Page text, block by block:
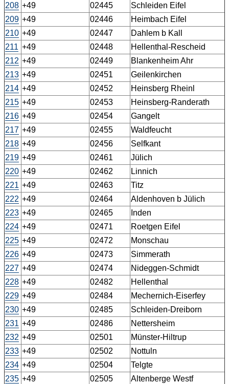
208 +49 02445
Schleiden Eifel
209 +49 02446
Heimbach Eifel
210 +49 02447
Dahlem b Kall
211 +49 02448
Hellenthal-Rescheid
212 +49 02449
Blankenheim Ahr
213 +49 02451
Geilenkirchen
214 +49 02452
Heinsberg Rheinl
215 +49 02453
Heinsberg-Randerath
216 +49 02454
Gangelt
217 +49 02455
Waldfeucht
218 +49 02456
Selfkant
219 +49 02461
Jülich
220 +49 02462
Linnich
221 +49 02463
Titz
222 +49 02464
Aldenhoven b Jülich
223 +49 02465
Inden
224 +49 02471
Roetgen Eifel
225 +49 02472
Monschau
226 +49 02473
Simmerath
227 +49 02474
Nideggen-Schmidt
228 +49 02482
Hellenthal
229 +49 02484
Mechernich-Eiserfey
230 +49 02485
Schleiden-Dreiborn
231 +49 02486
Nettersheim
232 +49 02501
Münster-Hiltrup
233 +49 02502
Nottuln
234 +49 02504
Telgte
235 +49 02505 Altenberge Westf